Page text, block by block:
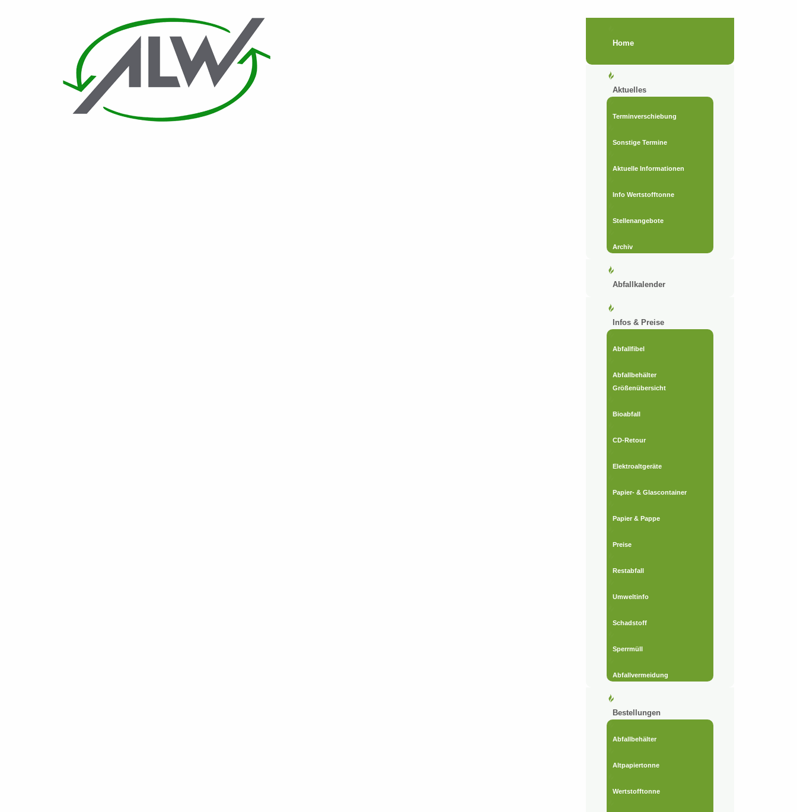
Home
Aktuelles
Terminverschiebung
Sonstige Termine
Aktuelle Informationen
Info Wertstofftonne
Stellenangebote
Archiv
Abfallkalender
Infos & Preise
Abfallfibel
Abfallbehälter
Größenübersicht
Bioabfall
CD-Retour
Elektroaltgeräte
Papier- & Glascontainer
Papier & Pappe
Preise
Restabfall
Umweltinfo
Schadstoff
Sperrmüll
Abfallvermeidung
Bestellungen
Abfallbehälter
Altpapiertonne
Wertstofftonne